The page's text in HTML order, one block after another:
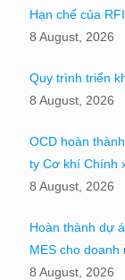
Hạn chế của
8 August, 2026
Quy trình triển
8 August, 2026
OCD hoàn
ty Cơ khí Chính
8 August, 2026
Hoàn thành dự
MES cho
8 August, 2026